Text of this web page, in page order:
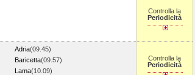
Controlla la
Periodicità
Adria(09.45)
Baricetta(09.57)
Lama(10.09)
Controlla la
Periodicità